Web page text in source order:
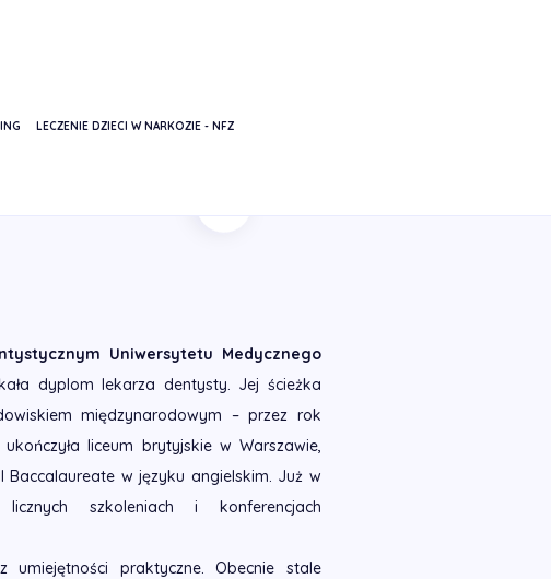
LECZENIE DZIECI W NARKOZIE - NFZ
Uniwersytetu Medycznego
dyplom lekarza dentysty. Jej ścieżka
międzynarodowym – przez rok
liceum brytyjskie w Warszawie,
w języku angielskim. Już w
szkoleniach i konferencjach
umiejętności praktyczne. Obecnie stale